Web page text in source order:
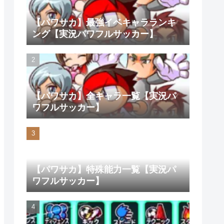
【パワサカ】最強イベキャラランキ
ング【実況パワフルサッカー】
【パワサカ】全キャラ一覧【実況パ
ワフルサッカー】
【パワサカ】特殊能力一覧【実況パ
ワフルサッカー】